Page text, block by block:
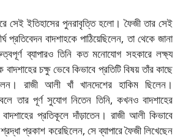
সেই ইতিহাসের পুনরাবৃত্তি হলো। ফৈজী তার সেই
প্রতিবেদন বাদশাহকে পাঠিয়েছিলেন, তা থেকে জানা
ব্যাপারও তিনি কত মনোযোগ সহকারে লক্ষ্য
চক্ষু ভেবে কিভাবে প্রতিটি বিষয় তাঁর কাছে
রাজী আলী খাঁ খানদেশের হাকিম ছিলেন।
তার পূর্ণ সুযোগ নিতেন তিনি, কখনও বাদশাহের
প্রতিকূলে দাঁড়াতেন। রাজী আলী কিভাবে
প্রকাশ করেছিলেন, সে ব্যাপারে ফৈজী লিখেছেন